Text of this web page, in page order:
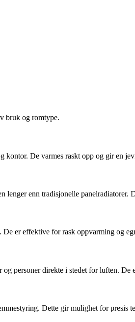
bruk og romtype.
kontor. De varmes raskt opp og gir en
enn tradisjonelle
er effektive for rask oppvarming og
personer direkte i stedet for luften.
Dette gir mulighet for